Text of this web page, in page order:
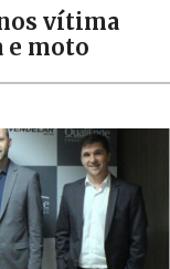
vítima
e moto